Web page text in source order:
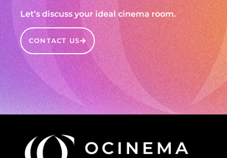
Let’s discuss your ideal cinema room.
CONTACT US